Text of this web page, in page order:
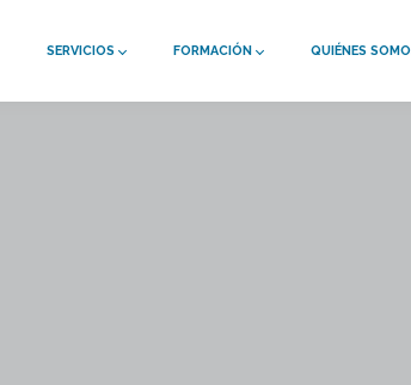
SERVICIOS FORMACIÓN QUIÉNES